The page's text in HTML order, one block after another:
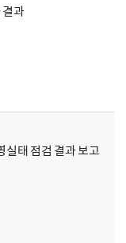
과
태 점검 결과 보고